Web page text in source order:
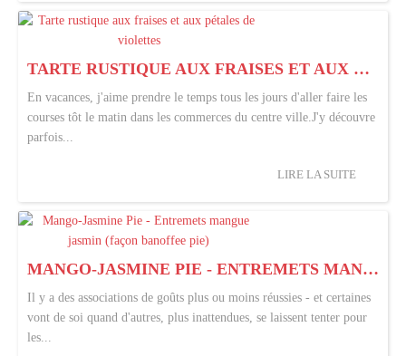
TARTE RUSTIQUE AUX FRAISES ET AUX PÉTALES DE VIOLETTES
En vacances, j'aime prendre le temps tous les jours d'aller faire les
courses tôt le matin dans les commerces du centre ville.J'y découvre
parfois...
LIRE LA SUITE
MANGO-JASMINE PIE - ENTREMETS MANGUE JASMIN (FAÇON BANOFFEE PIE)
Il y a des associations de goûts plus ou moins réussies - et certaines
vont de soi quand d'autres, plus inattendues, se laissent tenter pour
les...